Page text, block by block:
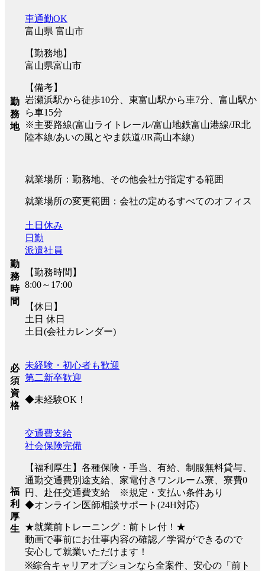
勤
務
地
車通勤OK
富山県 富山市
【勤務地】
富山県富山市
【備考】
岩瀬浜駅から徒歩10分、東富山駅から車7分、富山駅か
ら車15分
※主要路線(富山ライトレール/富山地鉄富山港線/JR北
陸本線/あいの風とやま鉄道/JR高山本線)
就業場所：勤務地、その他会社が指定する範囲
就業場所の変更範囲：会社の定めるすべてのオフィス
勤
務
時
間
土日休み
日勤
派遣社員
【勤務時間】
8:00～17:00
【休日】
土日 休日
土日(会社カレンダー)
必
須
資
格
未経験・初心者も歓迎
第二新卒歓迎
◆未経験OK！
福
利
厚
生
交通費支給
社会保険完備
【福利厚生】各種保険・手当、有給、制服無料貸与、
通勤交通費別途支給、家電付きワンルーム寮、寮費0
円、赴任交通費支給 ※規定・支払い条件あり
◆オンライン医師相談サポート(24H対応)
★就業前トレーニング：前トレ付！★
動画で事前にお仕事内容の確認／学習ができるので
安心して就業いただけます！
※綜合キャリアオプションなら全案件、安心の「前ト